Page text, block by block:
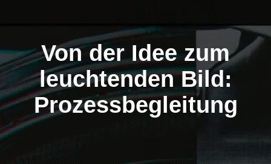
Von der Idee zum
leuchtenden Bild:
Prozessbegleitung